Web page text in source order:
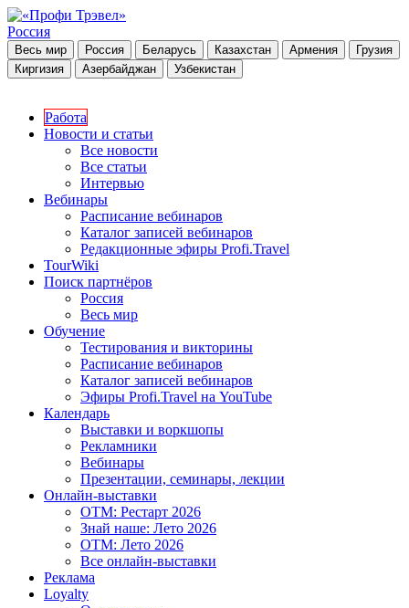
Россия
Весь мир Россия Беларусь Казахстан Армения
Грузия
Киргизия
Азербайджан Узбекистан
Работа
Новости и статьи
Все новости
Все статьи
Интервью
Вебинары
Расписание вебинаров
Каталог записей вебинаров
Редакционные эфиры Profi.Travel
TourWiki
Поиск партнёров
Россия
Весь мир
Обучение
Тестирования и викторины
Расписание вебинаров
Каталог записей вебинаров
Эфиры Profi.Travel на YouTube
Календарь
Выставки и воркшопы
Рекламники
Вебинары
Презентации, семинары, лекции
Онлайн-выставки
OTM: Рестарт 2026
Знай наше: Лето 2026
OTM: Лето 2026
Все онлайн-выставки
Реклама
Loyalty